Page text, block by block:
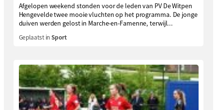
Afgelopen weekend stonden voor de leden van PV De Witpen
Hengevelde twee mooie vluchten op het programma. De jonge
duiven werden gelost in Marche-en-Famenne, terwijl...
Geplaatst inSport